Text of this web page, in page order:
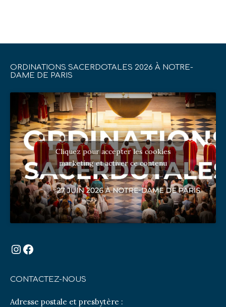
ORDINATIONS SACERDOTALES 2026 À NOTRE-
DAME DE PARIS
Cliquez pour accepter les cookies
marketing et activer ce contenu
Instagram
Facebook
CONTACTEZ-NOUS
Adresse postale et presbytère :